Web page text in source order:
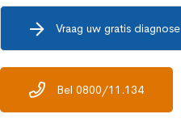
Vraag uw gratis diagnose
Bel 0800/11.134